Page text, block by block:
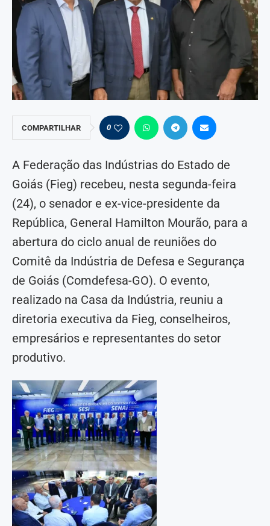
COMPARTILHAR 0
A Federação das Indústrias do Estado de
Goiás (Fieg) recebeu, nesta segunda-feira
(24), o senador e ex-vice-presidente da
República, General Hamilton Mourão, para a
abertura do ciclo anual de reuniões do
Comitê da Indústria de Defesa e Segurança
de Goiás (Comdefesa-GO). O evento,
realizado na Casa da Indústria, reuniu a
diretoria executiva da Fieg, conselheiros,
empresários e representantes do setor
produtivo.